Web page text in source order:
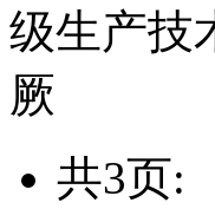
级生产技
厥
共3页: